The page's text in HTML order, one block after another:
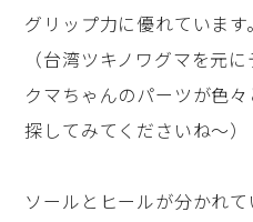
グリップ力に優れています。
（台湾ツキノワグマを元
クマちゃんのパーツが色
探してみてくださいね～）
ソールとヒールが分かれ